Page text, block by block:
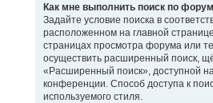
Как мне выполнить поиск по
Задайте условие поиска в
расположенном на главной
страницах просмотра форума или
осуществить расширенный поиск,
«Расширенный поиск», доступной
конференции. Способ доступа к
используемого стиля.